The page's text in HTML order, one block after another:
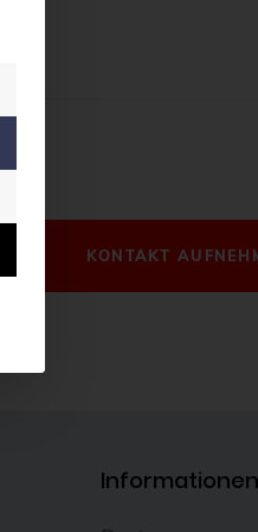
KONTAKT
Informationen
erteilt werden